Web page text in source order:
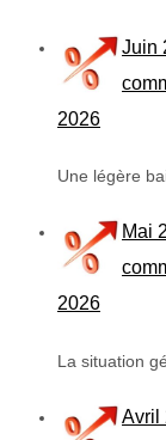
Juin
2026
Une légère
Mai
2026
La situation
Avril